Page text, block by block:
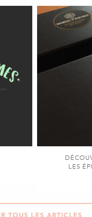
LES
TOUS LES ARTICLES